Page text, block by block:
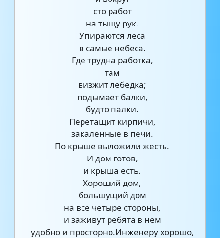
сто работ
на тыщу рук.
Упираются леса
в самые небеса.
Где трудна работка,
там
визжит лебедка;
подымает балки,
будто палки.
Перетащит кирпичи,
закаленные в печи.
По крыше выложили жесть.
И дом готов,
и крыша есть.
Хороший дом,
большущий дом
на все четыре стороны,
и заживут ребята в нем
удобно и просторно.Инженеру хорошо,